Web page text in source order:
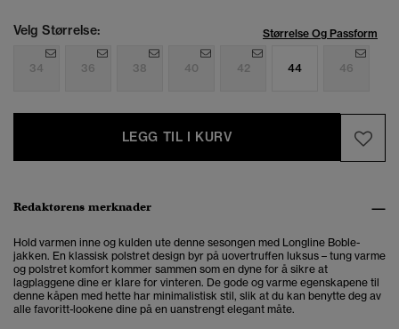
Velg Størrelse: Størrelse Og Passform
34 36 38 40 42 44 46
LEGG TIL I KURV
Redaktørens merknader
Hold varmen inne og kulden ute denne sesongen med Longline Boble-
jakken. En klassisk polstret design byr på uovertruffen luksus – tung varme
og polstret komfort kommer sammen som en dyne for å sikre at
lagplaggene dine er klare for vinteren. De gode og varme egenskapene til
denne kåpen med hette har minimalistisk stil, slik at du kan benytte deg av
alle favoritt-lookene dine på en uanstrengt elegant måte.